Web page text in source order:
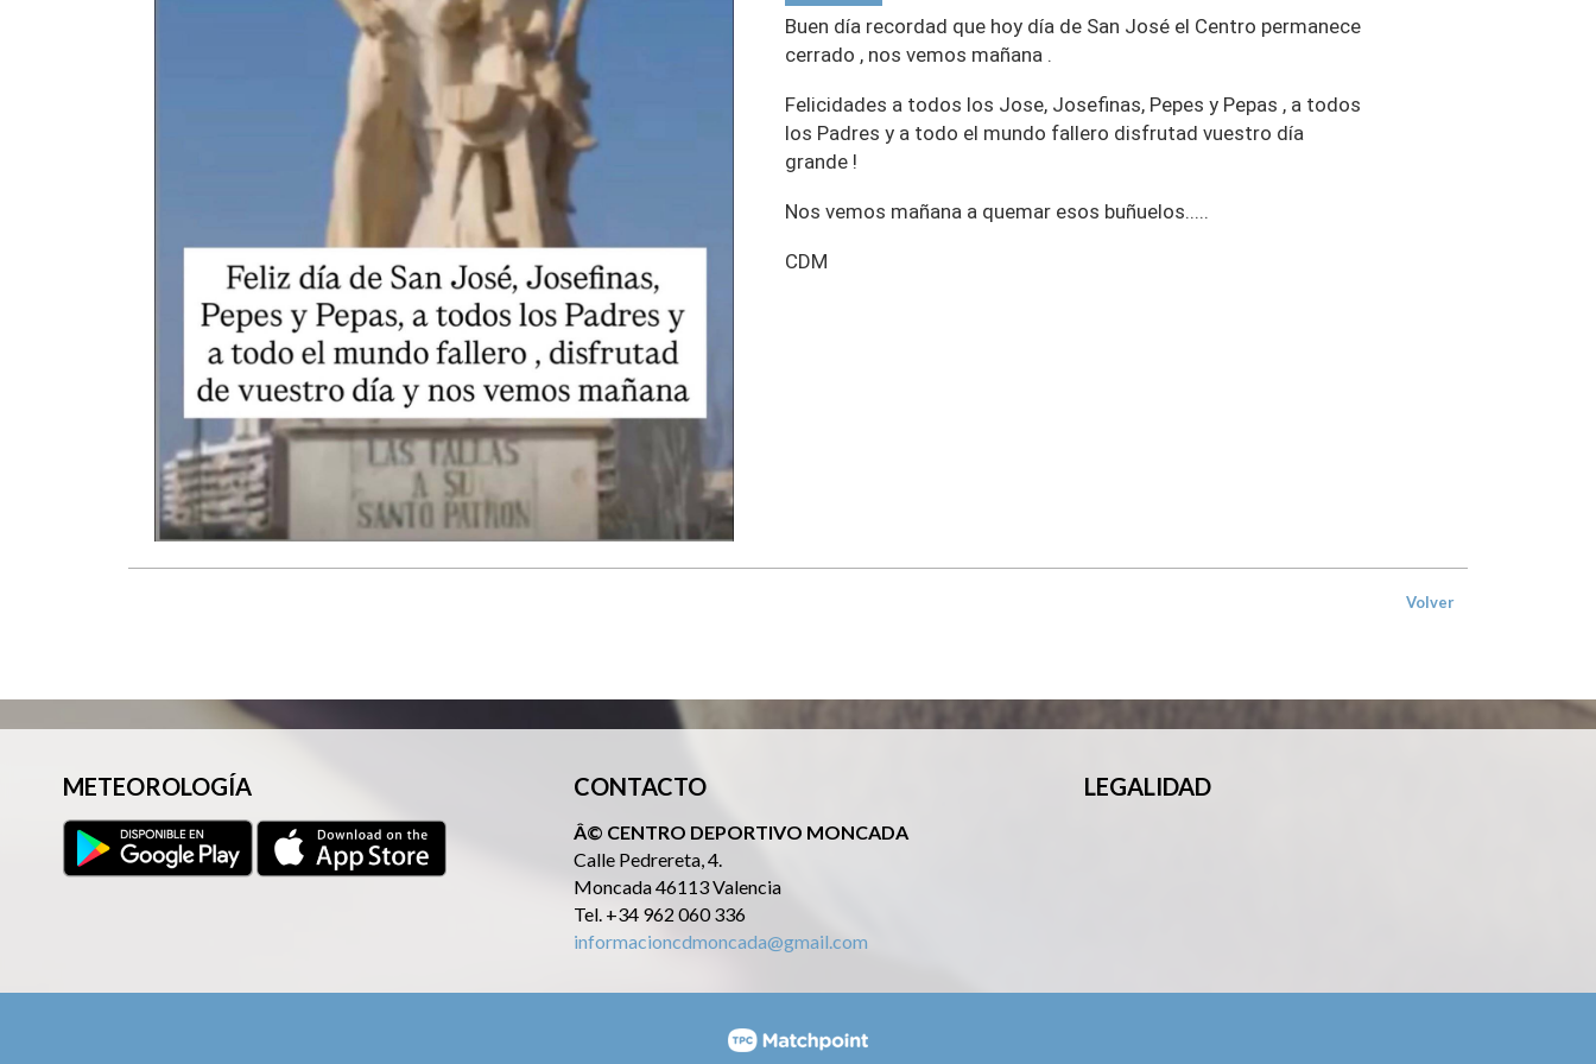
Buen día recordad que hoy día de San José el Centro permanece
cerrado , nos vemos mañana .
Felicidades a todos los Jose, Josefinas, Pepes y Pepas , a todos
los Padres y a todo el mundo fallero disfrutad vuestro día
grande !
Nos vemos mañana a quemar esos buñuelos.....
CDM
Volver
METEOROLOGÍA CONTACTO
Â© CENTRO DEPORTIVO MONCADA
Calle Pedrereta, 4.
Moncada 46113 Valencia
Tel. +34 962 060 336
informacioncdmoncada@gmail.com
LEGALIDAD